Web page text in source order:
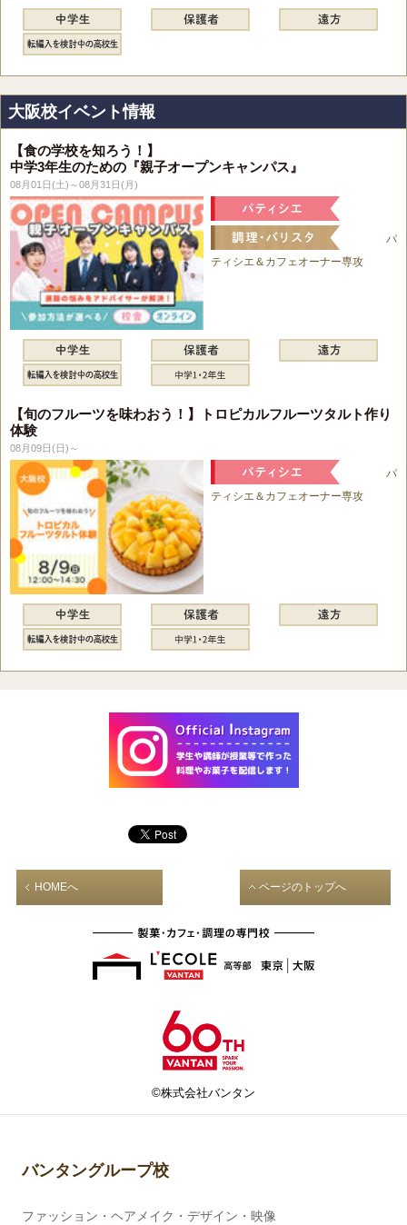
大阪校イベント情報
【食の学校を知ろう！】
中学3年生のための『親子オープンキャンパス』
08月01日(土)～08月31日(月)
パ
ティシエ＆カフェオーナー専攻
【旬のフルーツを味わおう！】トロピカルフルーツタルト作り
体験
08月09日(日)～
パ
ティシエ＆カフェオーナー専攻
HOMEへ ページのトップへ
©株式会社バンタン
バンタングループ校
ファッション・ヘアメイク・デザイン・映像